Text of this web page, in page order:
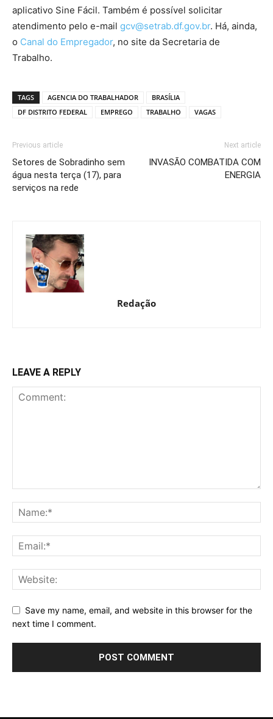
aplicativo Sine Fácil. Também é possível solicitar
atendimento pelo e-mail gcv@setrab.df.gov.br. Há, ainda,
o Canal do Empregador, no site da Secretaria de
Trabalho.
TAGS AGENCIA DO TRABALHADOR
BRASÍLIA
DF DISTRITO FEDERAL
EMPREGO TRABALHO VAGAS
Previous article
Setores de Sobradinho sem
água nesta terça (17), para
serviços na rede
Next article
INVASÃO COMBATIDA COM
ENERGIA
Redação
LEAVE A REPLY
Save my name, email, and website in this browser for the
next time I comment.